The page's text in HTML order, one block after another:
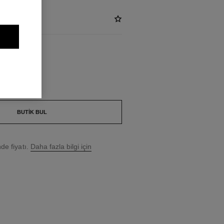
BUTIK BUL
fiyatı. Daha fazla bilgi için